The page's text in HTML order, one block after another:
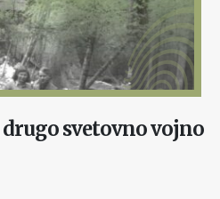
svetovno vojno